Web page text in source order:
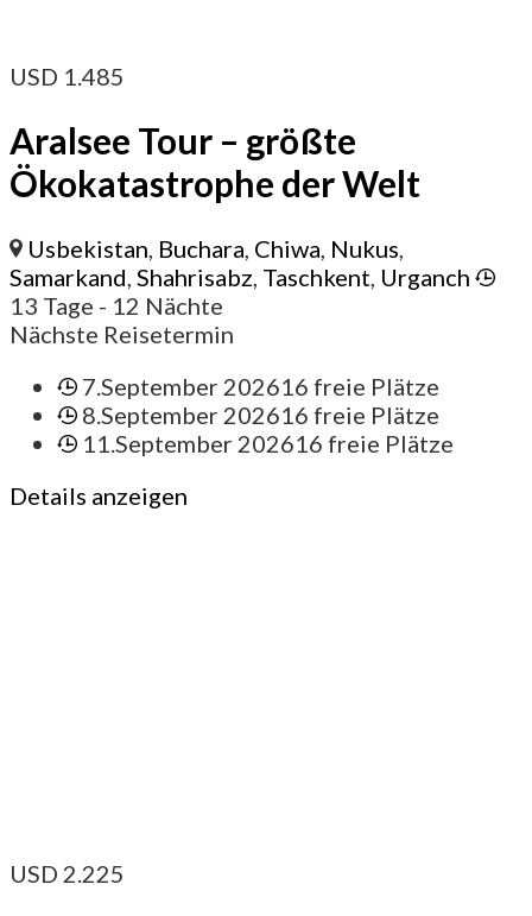
USD 1.485
Aralsee Tour – größte
Ökokatastrophe der Welt
Usbekistan, Buchara, Chiwa, Nukus,
Samarkand, Shahrisabz, Taschkent, Urganch
13 Tage - 12 Nächte
Nächste Reisetermin
7.September 202616 freie Plätze
8.September 202616 freie Plätze
11.September 202616 freie Plätze
Details anzeigen
USD 2.225